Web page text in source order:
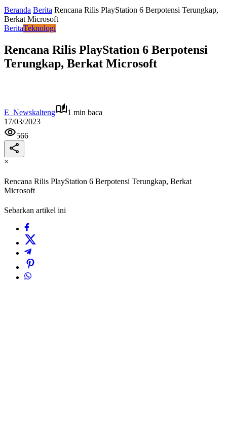
Beranda Berita Rencana Rilis PlayStation 6 Berpotensi Terungkap,
Berkat Microsoft
BeritaTeknologi
Rencana Rilis PlayStation 6 Berpotensi
Terungkap, Berkat Microsoft
E_Newskalteng
1 min baca
17/03/2023
566
×
Rencana Rilis PlayStation 6 Berpotensi Terungkap, Berkat
Microsoft
Sebarkan artikel ini